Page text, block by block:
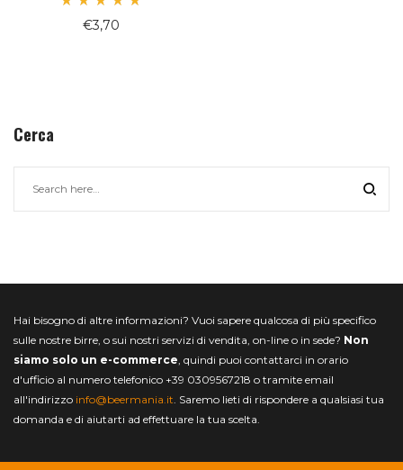
5.00
€3,70
Cerca
Hai bisogno di altre informazioni? Vuoi sapere qualcosa di più specifico
sulle nostre birre, o sui nostri servizi di vendita, on-line o in sede? Non
siamo solo un e-commerce, quindi puoi contattarci in orario
d'ufficio al numero telefonico +39 0309567218 o tramite email
all'indirizzo info@beermania.it. Saremo lieti di rispondere a qualsiasi tua
domanda e di aiutarti ad effettuare la tua scelta.